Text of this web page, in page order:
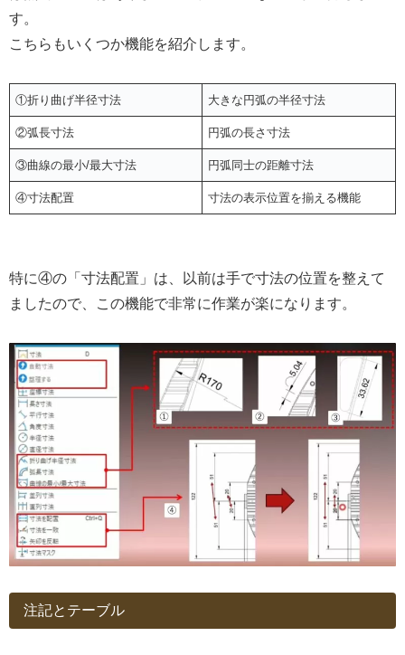
す。
こちらもいくつか機能を紹介します。
①折り曲げ半径寸法 大きな円弧の半径寸法
②弧長寸法 円弧の長さ寸法
③曲線の最小/最大寸法 円弧同士の距離寸法
④寸法配置 寸法の表示位置を揃える機能
特に④の「寸法配置」は、以前は手で寸法の位置を整えて
ましたので、この機能で非常に作業が楽になります。
注記とテーブル